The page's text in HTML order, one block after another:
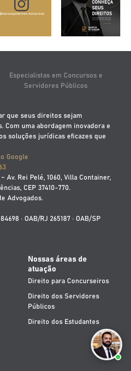
Especialistas em Concursos e
Servidores Públicos
que seus direitos sejam
Com uma abordagem inovadora e
soluções jurídicas eficazes que
Google
Av. Rei Pelé, 1060, Villa Container,
CEP 37410-770.
Advogados.
· OAB/RJ 265187 · OAB/SP
Nossas áreas de
atuação
Direito para Concurseiros
Direito dos Servidores
Públicos
Direito dos Estudantes